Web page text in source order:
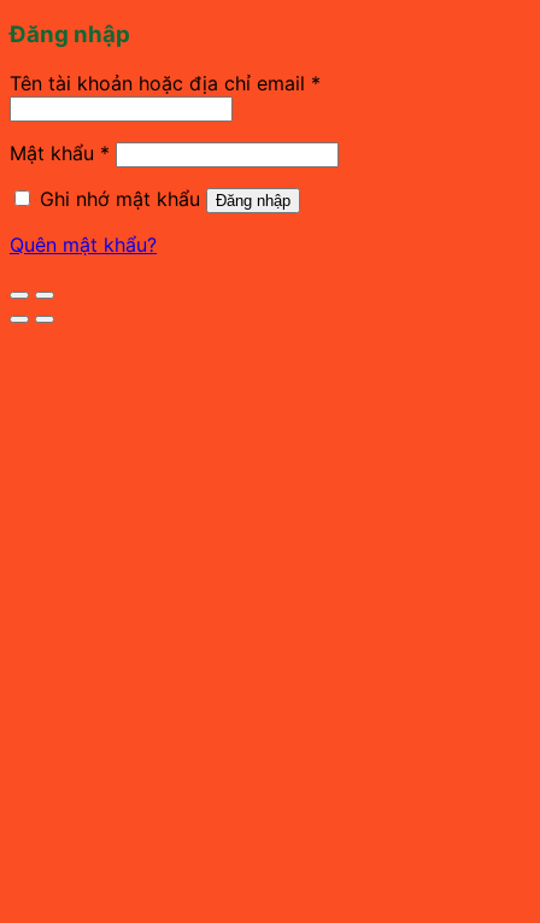
Đăng nhập
Tên tài khoản hoặc địa chỉ email *
Mật khẩu * Bắt
buộc
Ghi nhớ mật khẩu
Đăng nhập
Quên mật khẩu?